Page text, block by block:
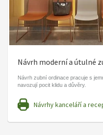
Návrh moderní a útulné
Návrh zubní ordinace pracuje s
navozují pocit klidu a důvěry.
Návrhy kanceláří a